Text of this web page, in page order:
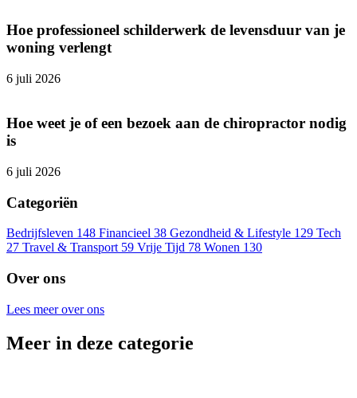
Hoe professioneel schilderwerk de levensduur van je
woning verlengt
6 juli 2026
Hoe weet je of een bezoek aan de chiropractor nodig
is
6 juli 2026
Categoriën
Bedrijfsleven 148 Financieel 38 Gezondheid & Lifestyle 129 Tech
27 Travel & Transport 59 Vrije Tijd 78 Wonen 130
Over ons
Lees meer over ons
Meer in deze categorie